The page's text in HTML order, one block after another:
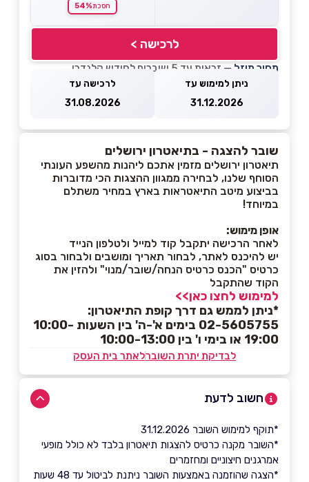
חסכת54%
לרכישה >
מחיר מוזל — זכאות עד 5 שוברים לחודש קלנדרי
ניתן למימוש עד
31.12.2026
לרכישה עד
31.08.2026
שובר להצגה - בתיאטרון ירושלים
תיאטרון ירושלים מזמין אתכם ליהנות מהשפע העונתי
הסוחף שלנו, לבחירה ממגוון ההצגות הכי מדוברות
בביצוע מיטב התיאטראות בארץ במחיר משתלם
במיוחד!
אופן מימוש:
לאחר הרכישה יתקבל קוד למייל ולטלפון הנייד
יש להיכנס לאתר, לבחור תאריך ומושבים ולבחור בסוג
כרטיס "הכנס כרטיס הנחה/שובר/מנוי" ולהזין את
הקוד שהתקבל
למימוש לחצו כאן>>
*ניתן לממש גם דרך קופת התיאטרון:
02-5605755 בימים א'-ה' בין השעות 10:00-
19:00 או בימי ו' בין 10:00-13:00
לבדיקת יתרת השוברלאתר בית העסק
חשוב לדעת
*תוקף למימוש השובר 31.12.2026
*השובר מקנה כרטיס להצגות תיאטרון בלבד לא כולל מופעי
אמרגנים חיצוניים ומחזמרים
*הצגה שהוזמנה באמצעות השובר ניתנת לביטול עד 48 שעות